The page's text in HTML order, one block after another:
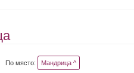
По място: Мандрица ^